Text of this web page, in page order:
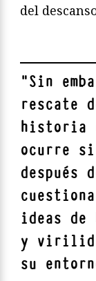
del
"Sin
rescate
historia
ocurre
después
ideas de
y
su